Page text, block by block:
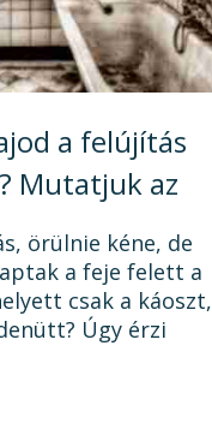
a felújítás
Mutatjuk az
örülnie kéne, de
a feje felett a
csak a káoszt,
Úgy érzi